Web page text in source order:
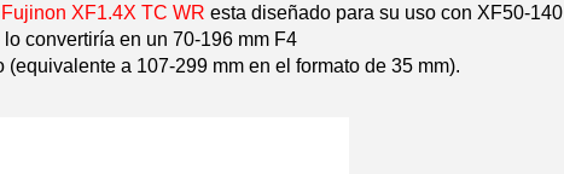
XF1.4X TC WR esta diseñado para su uso con XF50-140
convertiría en un 70-196 mm F4
a 107-299 mm en el formato de 35 mm).